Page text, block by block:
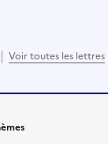
Voir toutes les lettres